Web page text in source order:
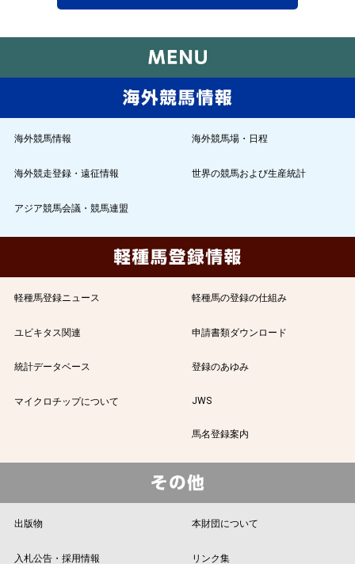
海外競馬情報 海外競馬場・日程
海外競走登録・遠征情報 世界の競馬および生産統計
アジア競馬会議・競馬連盟
軽種馬登録ニュース 軽種馬の登録の仕組み
ユビキタス関連 申請書類ダウンロード
統計データベース 登録のあゆみ
マイクロチップについて JWS
馬名登録案内
出版物 本財団について
入札公告・採用情報 リンク集